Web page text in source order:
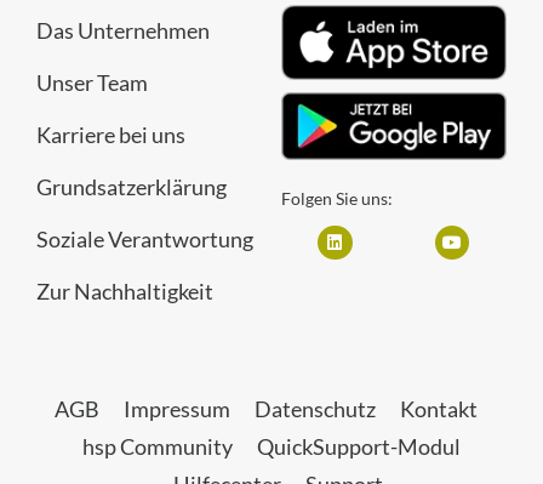
Das Unternehmen
Unser Team
Karriere bei uns
Grundsatzerklärung
Soziale Verantwortung
Zur Nachhaltigkeit
Folgen Sie uns:
AGB Impressum Datenschutz
Kontakt
hsp Community
QuickSupport-Modul